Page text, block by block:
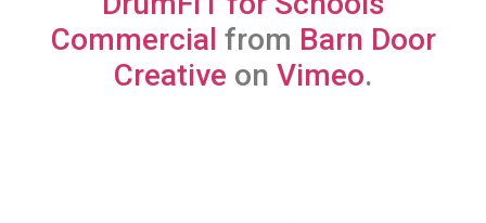
Commercial from Barn Door
Creative on Vimeo.